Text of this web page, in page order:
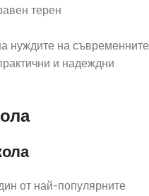
терен
нуждите на съвременните
и надеждни
от най-популярните